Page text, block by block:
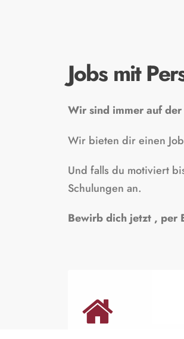
Jobs mit
Wir sind immer auf der
Wir bieten dir einen
Und falls du motiviert
Schulungen an.
Bewirb dich jetzt , per